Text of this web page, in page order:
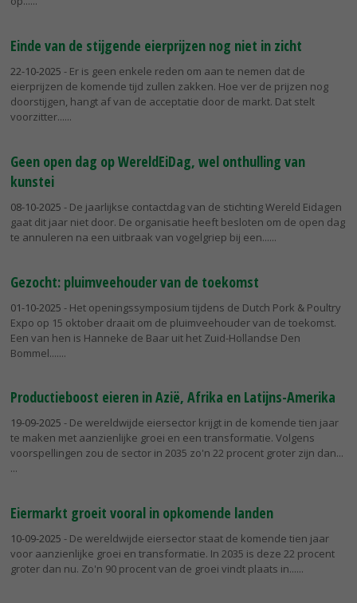
Einde van de stijgende eierprijzen nog niet in zicht
22-10-2025 - Er is geen enkele reden om aan te nemen dat de
eierprijzen de komende tijd zullen zakken. Hoe ver de prijzen nog
doorstijgen, hangt af van de acceptatie door de markt. Dat stelt
voorzitter...
Geen open dag op WereldEiDag, wel onthulling van
kunstei
08-10-2025 - De jaarlijkse contactdag van de stichting Wereld Eidagen
gaat dit jaar niet door. De organisatie heeft besloten om de open dag
te annuleren na een uitbraak van vogelgriep bij een...
Gezocht: pluimveehouder van de toekomst
01-10-2025 - Het openingssymposium tijdens de Dutch Pork & Poultry
Expo op 15 oktober draait om de pluimveehouder van de toekomst.
Een van hen is Hanneke de Baar uit het Zuid-Hollandse Den
Bommel....
Productieboost eieren in Azië, Afrika en Latijns-Amerika
19-09-2025 - De wereldwijde eiersector krijgt in de komende tien jaar
te maken met aanzienlijke groei en een transformatie. Volgens
voorspellingen zou de sector in 2035 zo'n 22 procent groter zijn dan...
Eiermarkt groeit vooral in opkomende landen
10-09-2025 - De wereldwijde eiersector staat de komende tien jaar
voor aanzienlijke groei en transformatie. In 2035 is deze 22 procent
groter dan nu. Zo'n 90 procent van de groei vindt plaats in...